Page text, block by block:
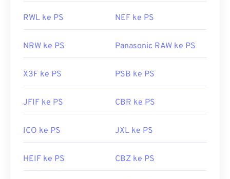
RWL ke PS NEF ke PS
NRW ke PS Panasonic RAW ke PS
X3F ke PS PSB ke PS
JFIF ke PS CBR ke PS
ICO ke PS JXL ke PS
HEIF ke PS CBZ ke PS